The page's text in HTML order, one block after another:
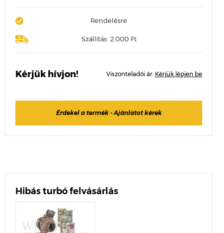
Rendelésre
Szállítás: 2.000 Ft
Kérjük hívjon! Viszonteladói ár: Kérjük lépjen be
Érdekel a termék - Ajánlatot kérek
Hibás turbó felvásárlás